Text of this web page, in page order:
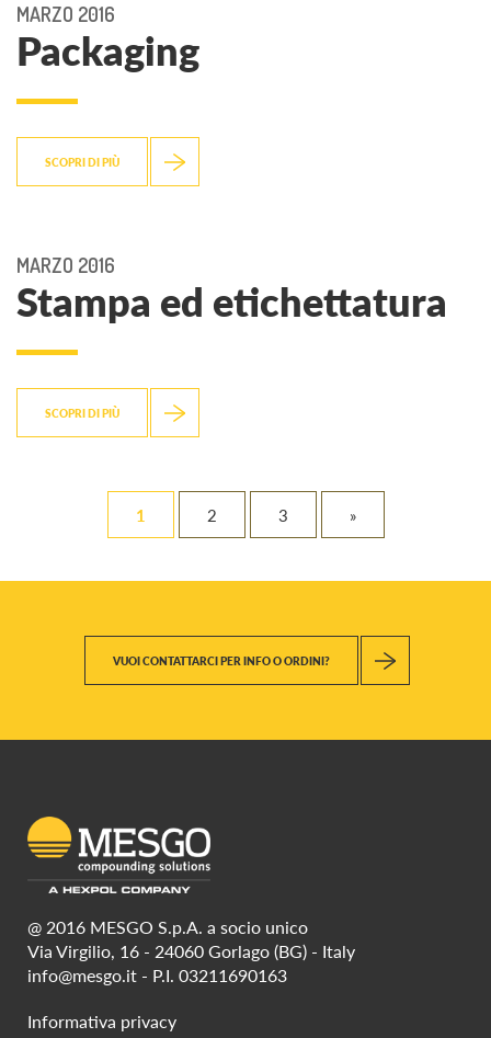
MARZO 2016
Packaging
SCOPRI DI PIÙ
MARZO 2016
Stampa ed etichettatura
SCOPRI DI PIÙ
1 2 3 »
VUOI CONTATTARCI PER INFO O ORDINI?
@ 2016 MESGO S.p.A. a socio unico
Via Virgilio, 16 - 24060 Gorlago (BG) - Italy
info@mesgo.it - P.I. 03211690163
Informativa privacy